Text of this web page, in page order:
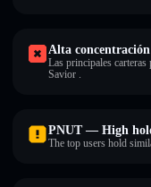
Alta
Las principales carteras
Savior .
PNUT — High
The top users hold